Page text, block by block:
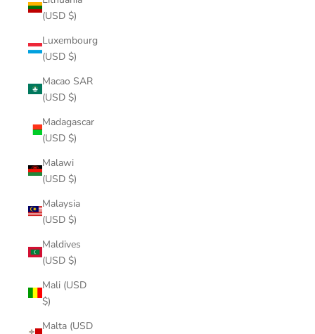
(USD $)
Luxembourg
(USD $)
Macao SAR
(USD $)
Madagascar
(USD $)
Malawi
(USD $)
Malaysia
(USD $)
Maldives
(USD $)
Mali (USD
$)
Malta (USD